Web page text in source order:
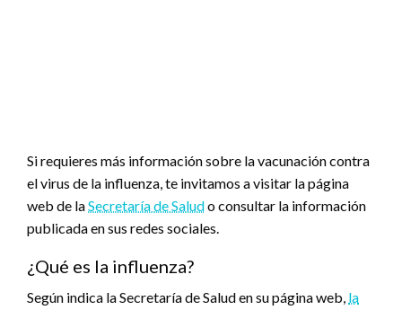
Si requieres más información sobre la vacunación contra
el virus de la influenza, te invitamos a visitar la página
web de laSecretaría de Saludo consultar la información
publicada en sus redes sociales.
¿Qué es la influenza?
Según indica la Secretaría de Salud en su página web, la